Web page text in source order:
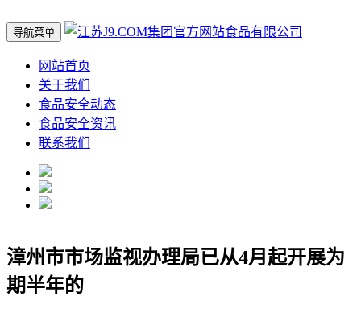
导航菜单
网站首页
关于我们
食品安全动态
食品安全资讯
联系我们
漳州市市场监视办理局已从4月起开展为
期半年的